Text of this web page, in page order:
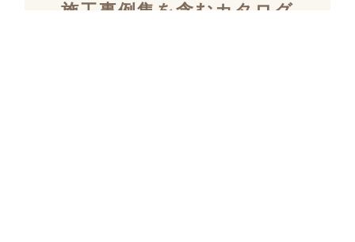
施工事例集を含むカタログ